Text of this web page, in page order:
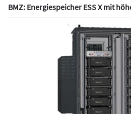
BMZ: Energiespeicher ESS X mit